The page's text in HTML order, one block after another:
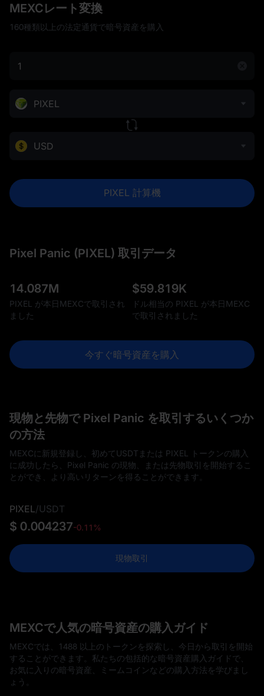
MEXCレート変換
160種類以上の法定通貨で暗号資産を購入
PIXEL
USD
PIXEL 計算機
Pixel Panic (PIXEL) 取引データ
14.087M
PIXEL が本日MEXCで取引され
ました
$59.819K
ドル相当の PIXEL が本日MEXC
で取引されました
今すぐ暗号資産を購入
現物と先物で Pixel Panic を取引するいくつか
の方法
MEXCに新規登録し、初めてUSDTまたは PIXEL トークンの購入
に成功したら、Pixel Panic の現物、または先物取引を開始するこ
とができ、より高いリターンを得ることができます。
PIXEL /USDT
$ 0.004237-0.11%
現物取引
MEXCで人気の暗号資産の購入ガイド
MEXCでは、1488 以上のトークンを探索し、今日から取引を開始
することができます。私たちの包括的な暗号資産購入ガイドで、
お気に入りの暗号資産、ミームコインなどの購入方法を学びまし
ょう。